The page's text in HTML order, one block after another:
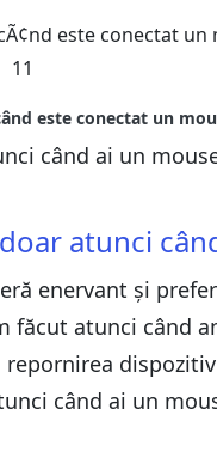
când ai un
atunci
enervant și
atunci când
când ai un